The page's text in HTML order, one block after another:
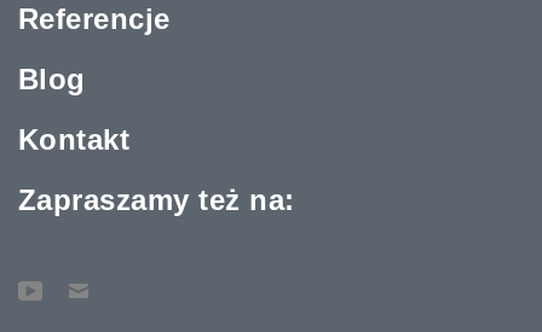
Referencje
Blog
Kontakt
Zapraszamy też na: